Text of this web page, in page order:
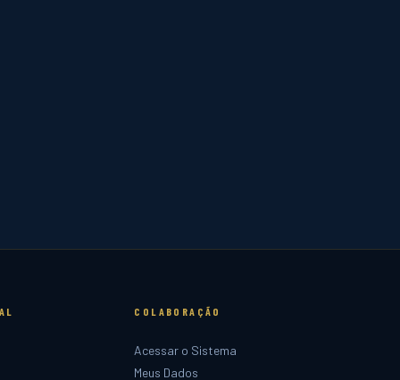
COLABORAÇÃO
Acessar o Sistema
Meus Dados